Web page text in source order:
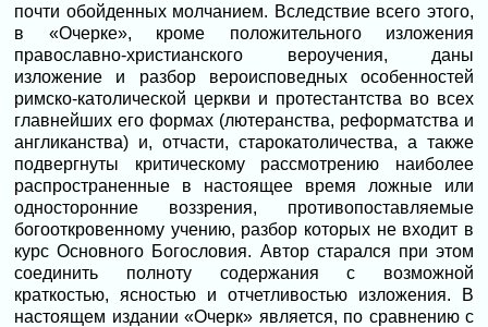
почти обойденных молчанием. Вследствие всего этого,
в «Очерке», кроме положительного изложения
православно-христианского вероучения, даны
изложение и разбор вероисповедных особенностей
римско-католической церкви и протестантства во всех
главнейших его формах (лютеранства, реформатства и
англиканства) и, отчасти, старокатоличества, а также
подвергнуты критическому раccмотрению наиболее
распространенные в настоящее время ложные или
односторонние воззрения, противопоставляемые
богооткровенному учению, разбор которых не входит в
курс Основного Богословия. Автор старался при этом
соединить полноту содержания с возможной
краткостью, ясностью и отчетливостью изложения. В
настоящем издании «Очерк» является, по сравнению с